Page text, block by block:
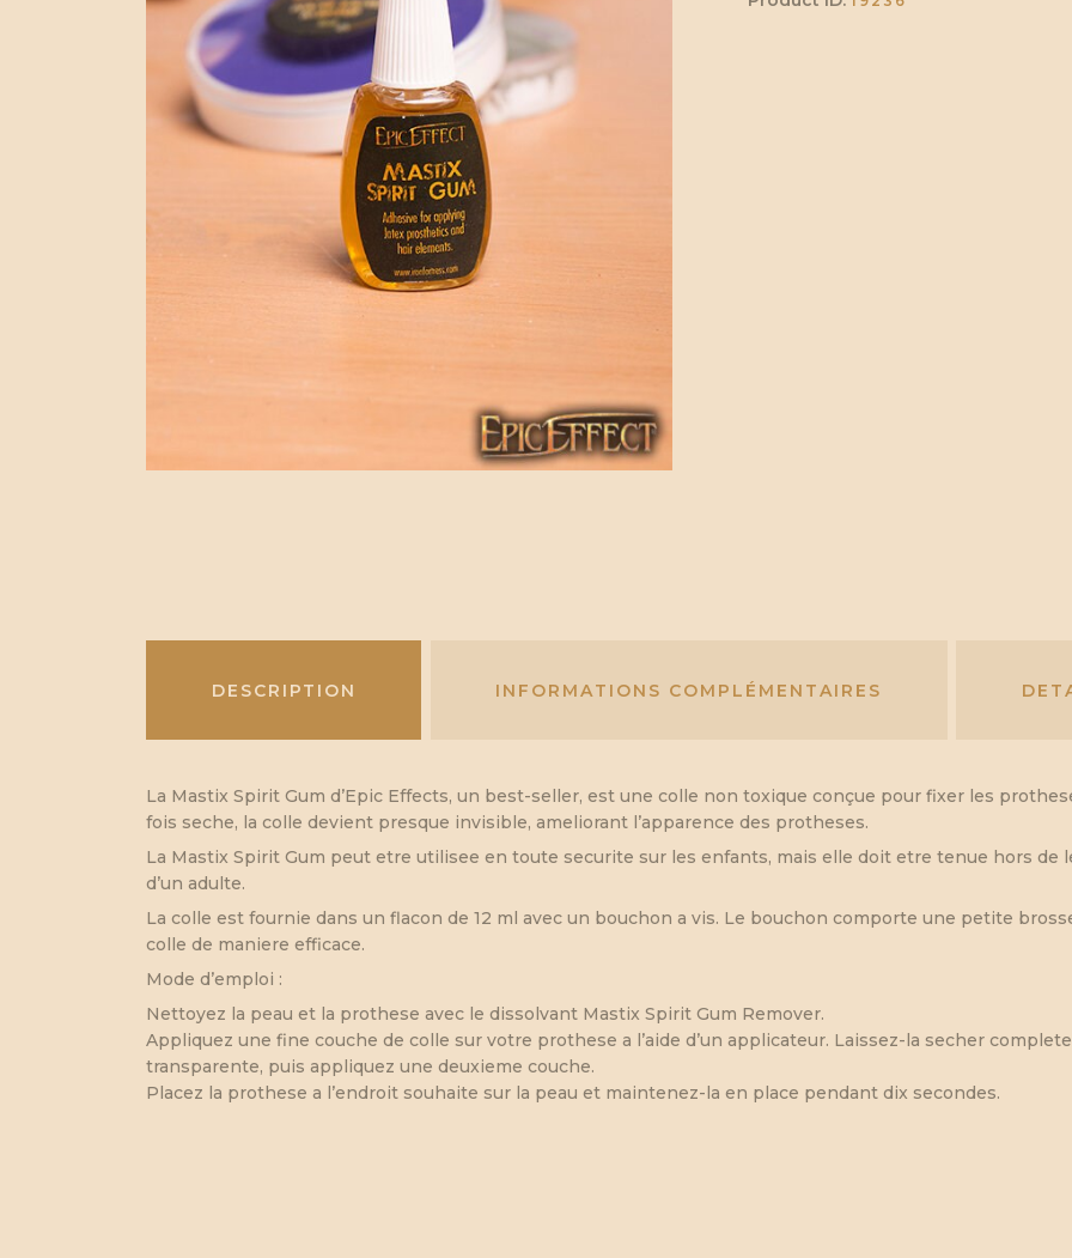
DESCRIPTION INFORMATIONS COMPLÉMENTAIRES
La Mastix Spirit Gum d’Epic Effects, un best-seller, est une colle non toxique conçue pour fixer les
fois seche, la colle devient presque invisible, ameliorant l’apparence des protheses.
La Mastix Spirit Gum peut etre utilisee en toute securite sur les enfants, mais elle doit etre tenue hors de
d’un adulte.
La colle est fournie dans un flacon de 12 ml avec un bouchon a vis. Le bouchon comporte une petite
colle de maniere efficace.
Mode d’emploi :
Nettoyez la peau et la prothese avec le dissolvant Mastix Spirit Gum Remover.
Appliquez une fine couche de colle sur votre prothese a l’aide d’un applicateur. Laissez-la secher
transparente, puis appliquez une deuxieme couche.
Placez la prothese a l’endroit souhaite sur la peau et maintenez-la en place pendant dix secondes.